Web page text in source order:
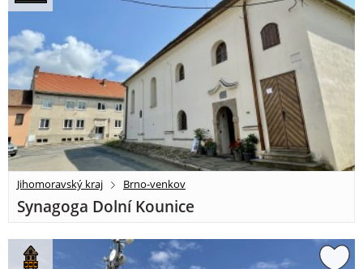
Jihomoravský kraj Brno-venkov
Synagoga Dolní Kounice